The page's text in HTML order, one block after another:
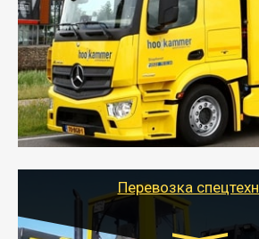
- Перевозка автовозом от Тайгер
быстрый и безопасный способ
легковых автомобилей за одну
город.
- Наша транспортная компания
машин автовозом, подобрав
учетом всех особенности по пути
Перевозка